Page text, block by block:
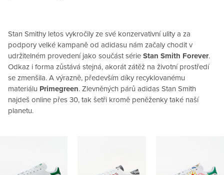
Stan Smithy letos vykročily ze své konzervativní ulity a za
podpory velké kampaně od adidasu nám začaly chodit v
udržitelném provedení jako součást série Stan Smith Forever.
Odkaz i forma zůstává stejná, akorát zátěž na životní prostředí
se zmenšila. A výrazně, především díky recyklovanému
materiálu Primegreen. Zlevněných párů adidas Stan Smith
najdeš online přes 30, tak šetři kromě peněženky také naší
planetu.